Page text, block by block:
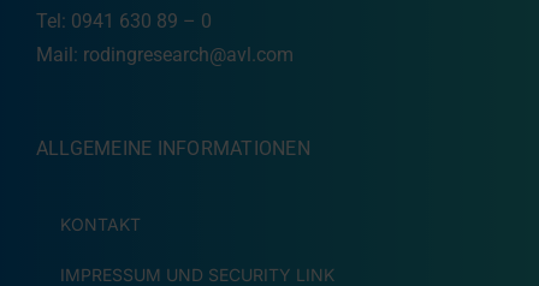
Tel: 0941 630 89 – 0
Mail: rodingresearch@avl.com
ALLGEMEINE INFORMATIONEN
KONTAKT
IMPRESSUM UND SECURITY LINK